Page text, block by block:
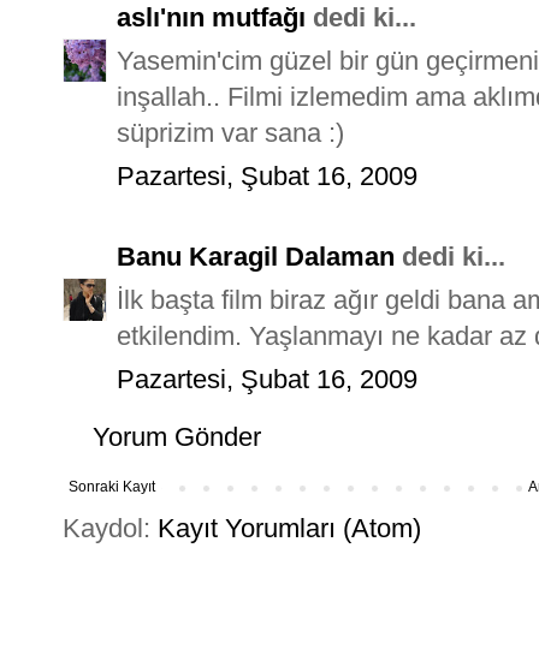
aslı'nın mutfağı dedi ki...
Yasemin'cim güzel bir gün
inşallah.. Filmi izlemedim ama
süprizim var sana :)
Pazartesi, Şubat 16, 2009
Banu Karagil Dalaman dedi ki...
İlk başta film biraz ağır geldi bana
etkilendim. Yaşlanmayı ne kadar
Pazartesi, Şubat 16, 2009
Yorum Gönder
Sonraki Kayıt
Kaydol: Kayıt Yorumları (Atom)